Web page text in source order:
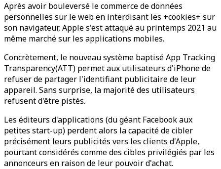
Après avoir bouleversé le commerce de données
personnelles sur le web en interdisant les +cookies+ sur
son navigateur, Apple s'est attaqué au printemps 2021 au
même marché sur les applications mobiles.
Concrètement, le nouveau système baptisé App Tracking
Transparency(ATT) permet aux utilisateurs d'iPhone de
refuser de partager l'identifiant publicitaire de leur
appareil. Sans surprise, la majorité des utilisateurs
refusent d'être pistés.
Les éditeurs d'applications (du géant Facebook aux
petites start-up) perdent alors la capacité de cibler
précisément leurs publicités vers les clients d'Apple,
pourtant considérés comme des cibles privilégiés par les
annonceurs en raison de leur pouvoir d'achat.